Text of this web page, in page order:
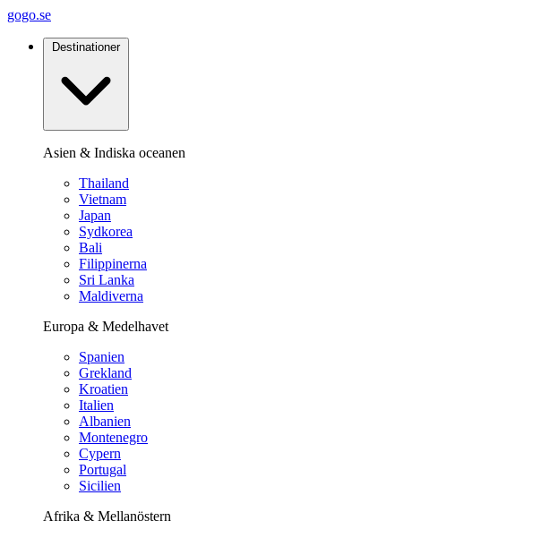
gogo.se
Destinationer
Asien & Indiska oceanen
Thailand
Vietnam
Japan
Sydkorea
Bali
Filippinerna
Sri Lanka
Maldiverna
Europa & Medelhavet
Spanien
Grekland
Kroatien
Italien
Albanien
Montenegro
Cypern
Portugal
Sicilien
Afrika & Mellanöstern